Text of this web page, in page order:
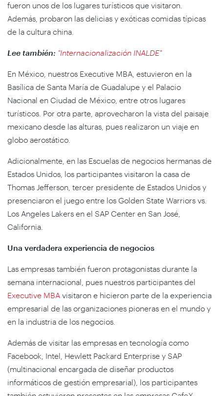
fueron unos de los lugares turísticos que visitaron.
Además, probaron las delicias y exóticas comidas típicas
de la cultura china.
Lee también: "Internacionalización INALDE"
En México, nuestros Executive MBA, estuvieron en la
Basílica de Santa María de Guadalupe y el Palacio
Nacional en Ciudad de México, entre otros lugares
turísticos. Por otra parte, aprovecharon la vista del paisaje
mexicano desde las alturas, pues realizaron un viaje en
globo aerostático.
Adicionalmente, en las Escuelas de negocios hermanas de
Estados Unidos, los participantes visitaron la casa de
Thomas Jefferson, tercer presidente de Estados Unidos y
presenciaron el juego entre los Golden State Warriors vs.
Los Angeles Lakers en el SAP Center en San José,
California.
Una verdadera experiencia de negocios
Las empresas también fueron protagonistas durante la
semana internacional, pues nuestros participantes del
Executive MBA visitaron e hicieron parte de la experiencia
empresarial de las organizaciones pioneras en el mundo y
en la industria de los negocios.
Además de visitar las empresas en tecnología como
Facebook, Intel, Hewlett Packard Enterprise y SAP
(multinacional encargada de diseñar productos
informáticos de gestión empresarial), los participantes